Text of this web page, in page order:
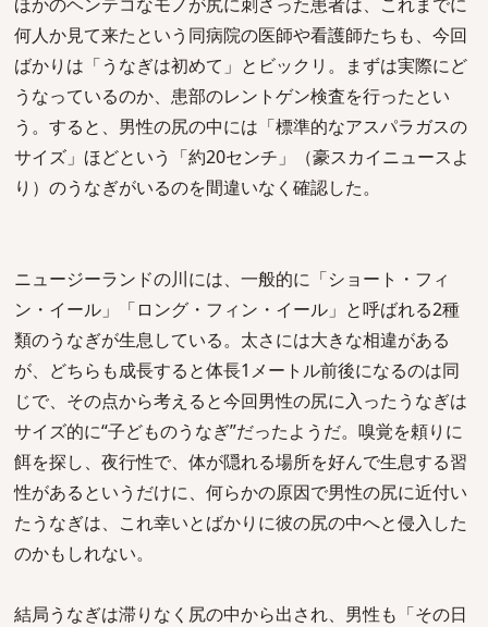
何人か見て来たという同病院の医師や看護師たちも、今回
ばかりは「うなぎは初めて」とビックリ。まずは実際にど
うなっているのか、患部のレントゲン検査を行ったとい
う。すると、男性の尻の中には「標準的なアスパラガスの
サイズ」ほどという「約20センチ」（豪スカイニュースよ
り）のうなぎがいるのを間違いなく確認した。
ニュージーランドの川には、一般的に「ショート・フィ
ン・イール」「ロング・フィン・イール」と呼ばれる2種
類のうなぎが生息している。太さには大きな相違がある
が、どちらも成長すると体長1メートル前後になるのは同
じで、その点から考えると今回男性の尻に入ったうなぎは
サイズ的に“子どものうなぎ”だったようだ。嗅覚を頼りに
餌を探し、夜行性で、体が隠れる場所を好んで生息する習
性があるというだけに、何らかの原因で男性の尻に近付い
たうなぎは、これ幸いとばかりに彼の尻の中へと侵入した
のかもしれない。
結局うなぎは滞りなく尻の中から出され、男性も「その日